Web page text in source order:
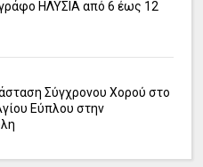
ΗΛΥΣΙΑ από 6 έως 12
Σύγχρονου Χορού στο
Εύπλου στην